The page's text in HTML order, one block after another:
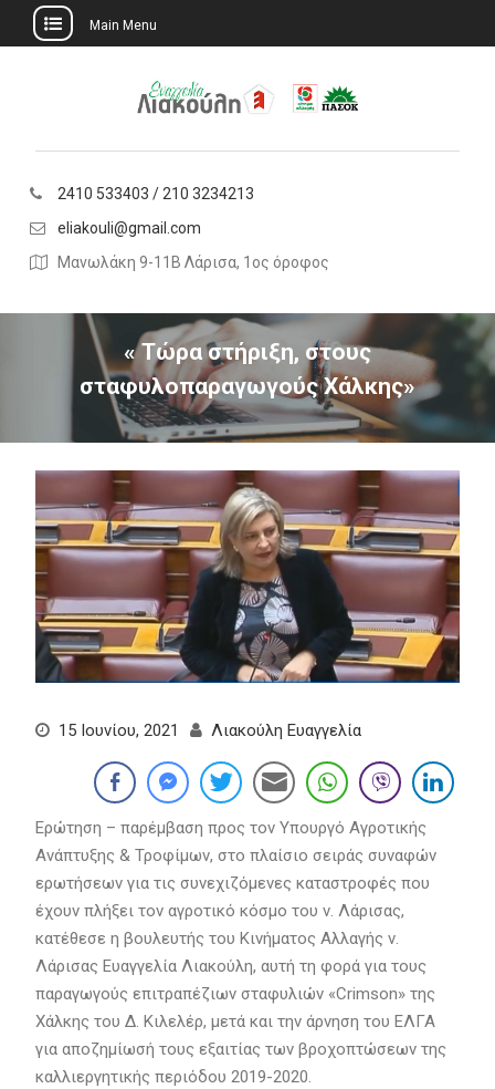
Main Menu
2410 533403 / 210 3234213
eliakouli@gmail.com
Μανωλάκη 9-11Β Λάρισα, 1ος όροφος
« Τώρα στήριξη, στους
σταφυλοπαραγωγούς Χάλκης»
15 Ιουνίου, 2021 Λιακούλη Ευαγγελία
Ερώτηση – παρέμβαση προς τον Υπουργό Αγροτικής
Ανάπτυξης & Τροφίμων, στο πλαίσιο σειράς συναφών
ερωτήσεων για τις συνεχιζόμενες καταστροφές που
έχουν πλήξει τον αγροτικό κόσμο του ν. Λάρισας,
κατέθεσε η βουλευτής του Κινήματος Αλλαγής ν.
Λάρισας Ευαγγελία Λιακούλη, αυτή τη φορά για τους
παραγωγούς επιτραπέζιων σταφυλιών «Crimson» της
Χάλκης του Δ. Κιλελέρ, μετά και την άρνηση του ΕΛΓΑ
για αποζημίωσή τους εξαιτίας των βροχοπτώσεων της
καλλιεργητικής περιόδου 2019-2020.